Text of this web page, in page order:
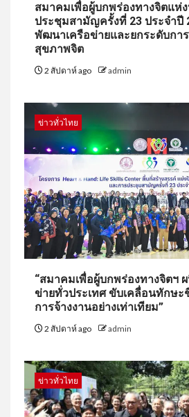
สมาคมเพื่อผู้บกพร่องทางจิตแห่
ประชุมสามัญครั้งที่ 23 ประจำปี
พัฒนาเครือข่ายและยกระดับกา
สุขภาพจิต
2 สัปดาห์ ago admin
ข่าวทั่วไทย
“สมาคมเพื่อผู้บกพร่องทางจิตฯ
ข่ายทั่วประเทศ ขับเคลื่อนทักษะ
การจ้างงานอย่างเท่าเทียม”
2 สัปดาห์ ago admin
ข่าวทั่วไทย